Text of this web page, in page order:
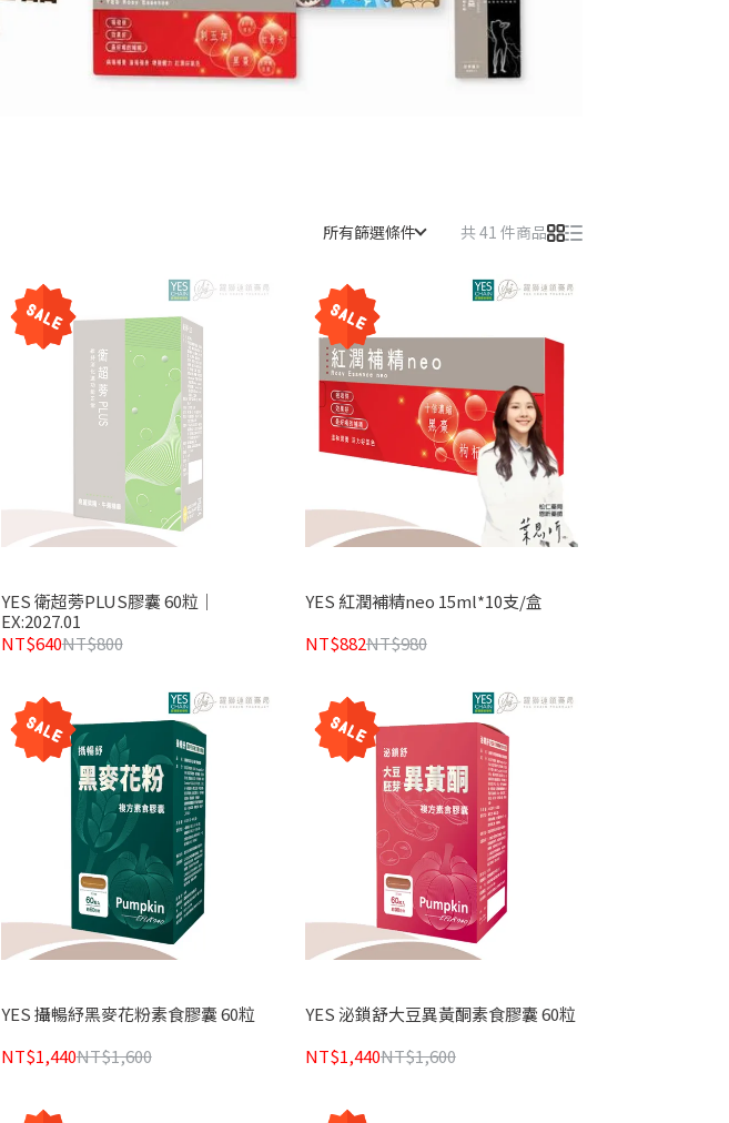
所有篩選條件 共 41 件商品
YES 衛超蒡PLUS膠囊 60粒｜
EX:2027.01
NT$640NT$800
YES 紅潤補精neo 15ml*10支/盒
NT$882NT$980
YES 攝暢紓黑麥花粉素食膠囊 60粒
NT$1,440NT$1,600
YES 泌鎖舒大豆異黃酮素食膠囊 60粒
NT$1,440NT$1,600